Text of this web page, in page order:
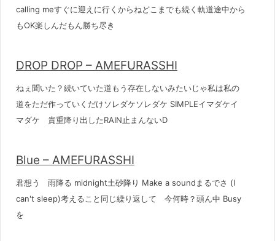
calling meすぐに迎えに行くからねどこまでも続く軌道途中から
もOK楽しんだもん勝ち尽き
DROP DROP – AMEFURASSHI
ねぇ聞いた？続いていた道もう存在しないみたいじゃ私は私の
道をただ作っていくだけソレダケソレダケ SIMPLEイマダケイ
マダケ 貴重降り出したRAIN止まんないD
Blue – AMEFURASSHI
君想う 雨降る midnight土砂降り Make a soundまるでさ (I
can't sleep)考えること同じ繰り返して 今何時？頭ん中 Busy
を